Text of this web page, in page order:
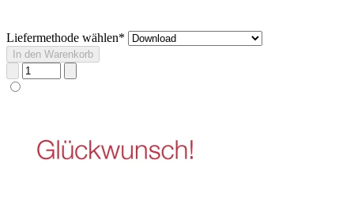
Liefermethode wählen*
In den Warenkorb